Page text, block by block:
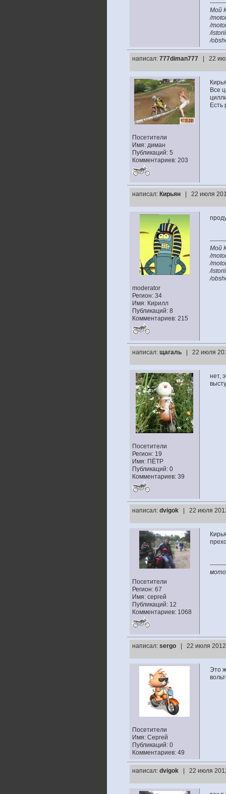
Мой
/
/
/
/
написал: 777diman777 | 22
Посетители
Имя: диман
Публикаций: 5
Комментариев: 203
Все
Есть
написал: Кирьян | 22 июля
moderator
Регион: 34
Имя: Кирилл
Публикаций: 8
Комментариев: 215
Мой
/
/
/
/
написал: щагаль | 22 июля
Посетители
Регион: 19
Имя: ПЁТР
Публикаций: 0
Комментариев: 39
нет,
написал: dvigok | 22 июля
Посетители
Регион: 67
Имя: сергей
Публикаций: 12
Комментариев: 1068
написал: sergo | 22 июля
Посетители
Имя: Сергей
Публикаций: 0
Комментариев: 49
Это
написал: dvigok | 22 июля